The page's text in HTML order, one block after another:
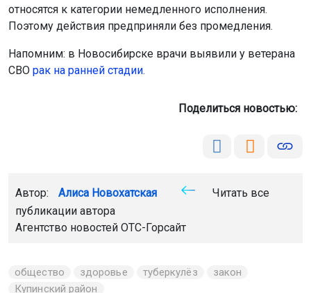
относятся к категории немедленного исполнения.
Поэтому действия предприняли без промедления.
Напомним: в Новосибирске врачи выявили у ветерана
СВО рак на ранней стадии.
Поделиться новостью:
Автор: Алиса Новохатская
Читать все
публикации автора
Агентство новостей ОТС-Горсайт
общество здоровье туберкулёз
закон
Купинский район